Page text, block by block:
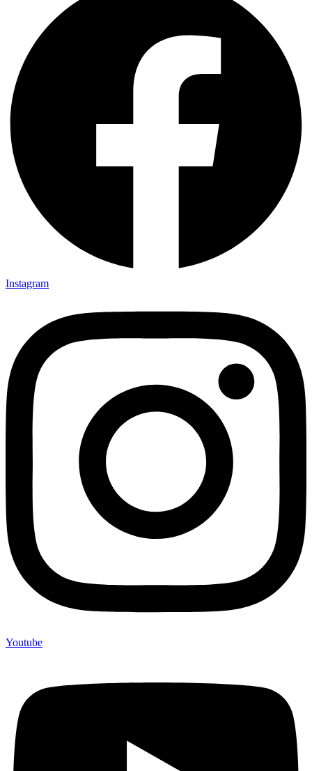
Instagram
Youtube